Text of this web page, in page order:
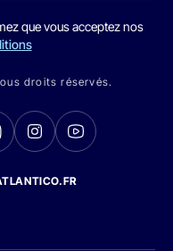
que vous acceptez nos
droits réservés.